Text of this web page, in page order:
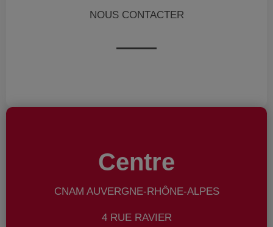
NOUS CONTACTER
Centre
CNAM AUVERGNE-RHÔNE-ALPES
4 RUE RAVIER